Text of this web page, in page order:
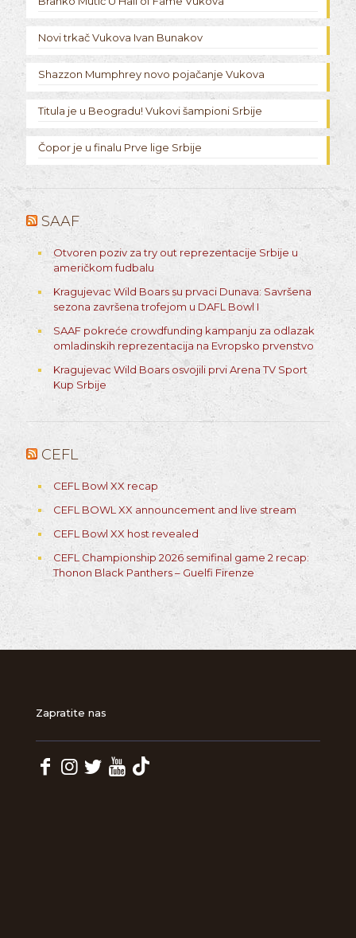
Novi trkač Vukova Ivan Bunakov
Shazzon Mumphrey novo pojačanje Vukova
Titula je u Beogradu! Vukovi šampioni Srbije
Čopor je u finalu Prve lige Srbije
SAAF
Otvoren poziv za try out reprezentacije Srbije u
američkom fudbalu
Kragujevac Wild Boars su prvaci Dunava: Savršena
sezona završena trofejom u DAFL Bowl I
SAAF pokreće crowdfunding kampanju za odlazak
omladinskih reprezentacija na Evropsko prvenstvo
Kragujevac Wild Boars osvojili prvi Arena TV Sport
Kup Srbije
CEFL
CEFL Bowl XX recap
CEFL BOWL XX announcement and live stream
CEFL Bowl XX host revealed
CEFL Championship 2026 semifinal game 2 recap:
Thonon Black Panthers – Guelfi Firenze
Zapratite nas